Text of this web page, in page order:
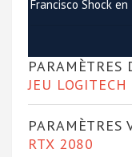
Francisco Shock
PARAMÈTRES
JEU LOGITECH
PARAMÈTRES
RTX 2080